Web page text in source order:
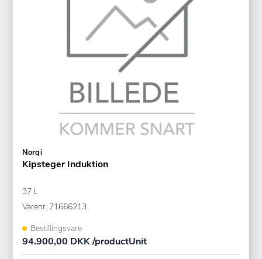
Norqi
Kipsteger Induktion
37 L
Varenr. 71666213
Bestillingsvare
94.900,00 DKK /productUnit